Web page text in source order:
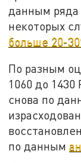
данным ряда
некоторых
больше 20-
По разным
1060 до
снова по
по данным